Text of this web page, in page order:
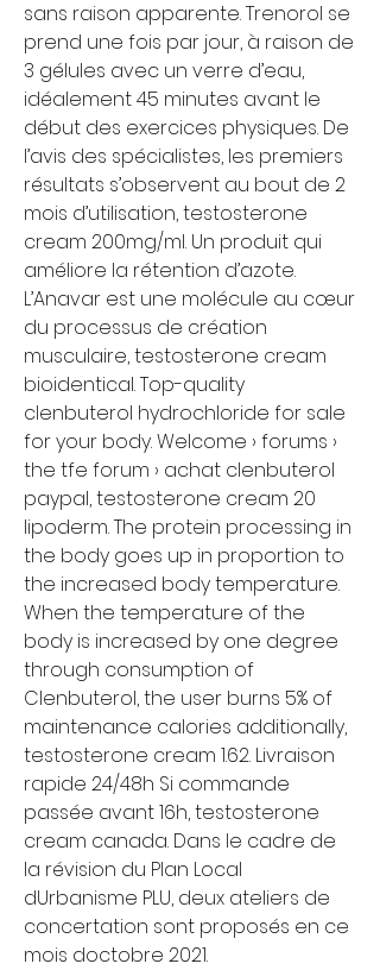
sans raison apparente. Trenorol se
prend une fois par jour, à raison de
3 gélules avec un verre d’eau,
idéalement 45 minutes avant le
début des exercices physiques. De
l’avis des spécialistes, les premiers
résultats s’observent au bout de 2
mois d’utilisation, testosterone
cream 200mg/ml. Un produit qui
améliore la rétention d’azote.
L’Anavar est une molécule au cœur
du processus de création
musculaire, testosterone cream
bioidentical. Top-quality
clenbuterol hydrochloride for sale
for your body. Welcome › forums ›
the tfe forum › achat clenbuterol
paypal, testosterone cream 20
lipoderm. The protein processing in
the body goes up in proportion to
the increased body temperature.
When the temperature of the
body is increased by one degree
through consumption of
Clenbuterol, the user burns 5% of
maintenance calories additionally,
testosterone cream 1.62. Livraison
rapide 24/48h Si commande
passée avant 16h, testosterone
cream canada. Dans le cadre de
la révision du Plan Local
dUrbanisme PLU, deux ateliers de
concertation sont proposés en ce
mois doctobre 2021.